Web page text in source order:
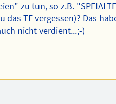
zu tun, so z.B.
das TE vergessen)? Das
nicht verdient...;-)